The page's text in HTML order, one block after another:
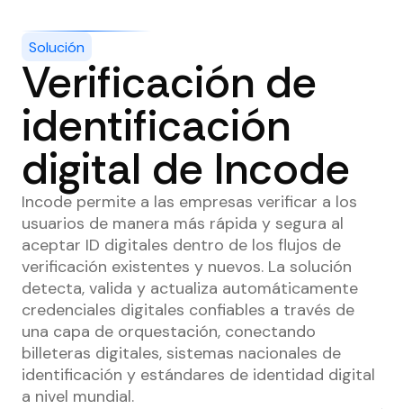
Solución
Verificación de
identificación
digital de Incode
Incode permite a las empresas verificar a los
usuarios de manera más rápida y segura al
aceptar ID digitales dentro de los flujos de
verificación existentes y nuevos. La solución
detecta, valida y actualiza automáticamente
credenciales digitales confiables a través de
una capa de orquestación, conectando
billeteras digitales, sistemas nacionales de
identificación y estándares de identidad digital
a nivel mundial.